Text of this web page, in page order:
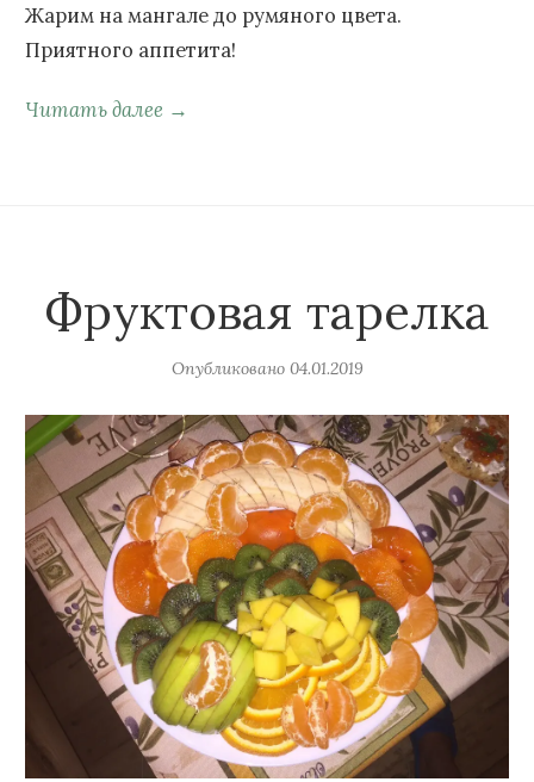
Жарим на мангале до румяного цвета.
Приятного аппетита!
Читать далее →
Фруктовая тарелка
Опубликовано 04.01.2019